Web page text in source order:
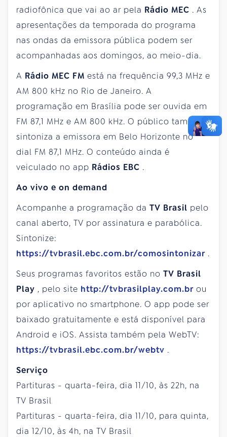
radiofônica que vai ao ar pela Rádio MEC . As
apresentações da temporada do programa
nas ondas da emissora pública podem ser
acompanhadas aos domingos, ao meio-dia.
A Rádio MEC FM está na frequência 99,3 MHz e
AM 800 kHz no Rio de Janeiro. A
programação em Brasília pode ser ouvida em
FM 87,1 MHz e AM 800 kHz. O público também
sintoniza a emissora em Belo Horizonte no
dial FM 87,1 MHz. O conteúdo ainda é
veiculado no app Rádios EBC .
Ao vivo e on demand
Acompanhe a programação da TV Brasil pelo
canal aberto, TV por assinatura e parabólica.
Sintonize:
https://tvbrasil.ebc.com.br/comosintonizar .
Seus programas favoritos estão no TV Brasil
Play , pelo site http://tvbrasilplay.com.br ou
por aplicativo no smartphone. O app pode ser
baixado gratuitamente e está disponível para
Android e iOS. Assista também pela WebTV:
https://tvbrasil.ebc.com.br/webtv .
Serviço
Partituras - quarta-feira, dia 11/10, às 22h, na
TV Brasil
Partituras - quarta-feira, dia 11/10, para quinta,
dia 12/10, às 4h, na TV Brasil